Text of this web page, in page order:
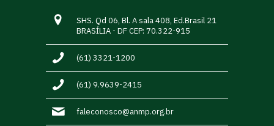
SHS. Qd 06, Bl. A sala 408, Ed.Brasil 21
BRASÍLIA - DF CEP: 70.322-915
(61) 3321-1200
(61) 9.9639-2415
faleconosco@anmp.org.br